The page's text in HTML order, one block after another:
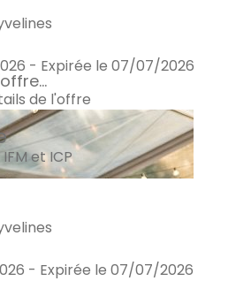
- Expirée le 07/07/2026
de l'offre
et ICP
- Expirée le 07/07/2026